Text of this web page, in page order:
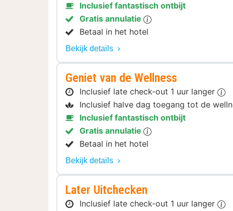
Inclusief fantastisch ontbijt
Gratis annulatie
Betaal in het hotel
Bekijk details
Geniet van de Wellness
Inclusief late check-out 1 uur langer
Inclusief halve dag toegang tot de
Inclusief fantastisch ontbijt
Gratis annulatie
Betaal in het hotel
Bekijk details
Later Uitchecken
Inclusief late check-out 1 uur langer